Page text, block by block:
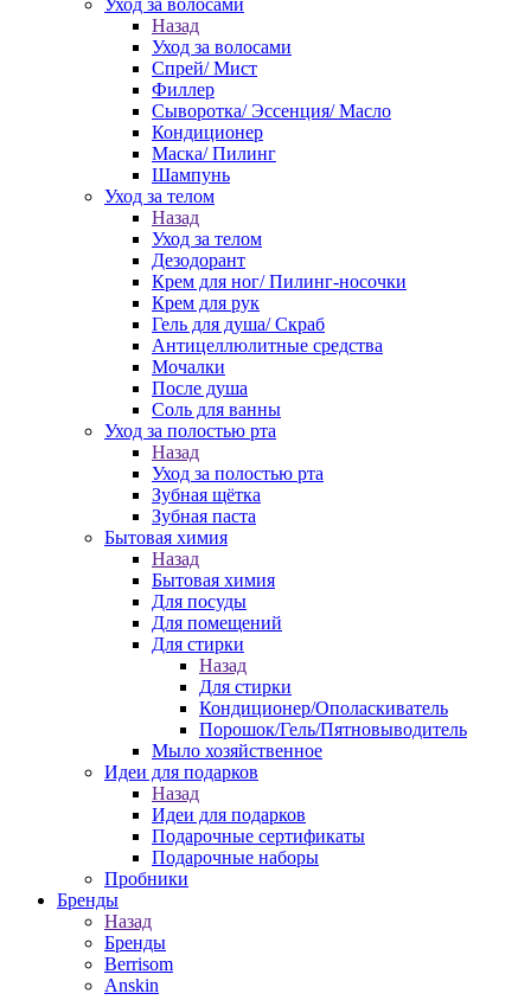
Уход за волосами
Назад
Уход за волосами
Спрей/ Мист
Филлер
Сыворотка/ Эссенция/ Масло
Кондиционер
Маска/ Пилинг
Шампунь
Уход за телом
Назад
Уход за телом
Дезодорант
Крем для ног/ Пилинг-носочки
Крем для рук
Гель для душа/ Скраб
Антицеллюлитные средства
Мочалки
После душа
Соль для ванны
Уход за полостью рта
Назад
Уход за полостью рта
Зубная щётка
Зубная паста
Бытовая химия
Назад
Бытовая химия
Для посуды
Для помещений
Для стирки
Назад
Для стирки
Кондиционер/Ополаскиватель
Порошок/Гель/Пятновыводитель
Мыло хозяйственное
Идеи для подарков
Назад
Идеи для подарков
Подарочные сертификаты
Подарочные наборы
Пробники
Бренды
Назад
Бренды
Berrisom
Anskin